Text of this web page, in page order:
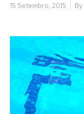
15 Setembro, 2015 By